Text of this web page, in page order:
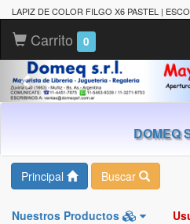
LAPIZ DE COLOR FILGO X6 PASTEL |
Carrito 0
DOMEQ
Principal Buscar
Nuestros Productos